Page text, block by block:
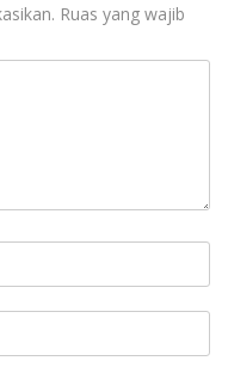
Ruas yang wajib